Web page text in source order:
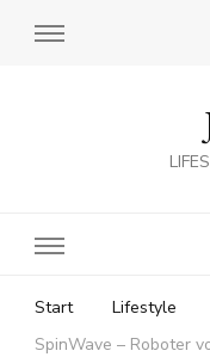
Start Lifestyle
SpinWave – Roboter